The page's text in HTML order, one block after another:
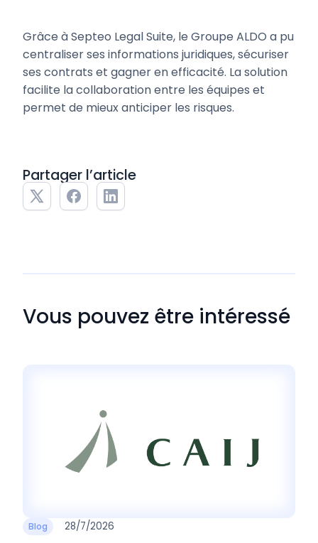
Partager l’article
Grâce à Septeo Legal Suite, le Groupe ALDO a pu
centraliser ses informations juridiques, sécuriser
ses contrats et gagner en efficacité. La solution
facilite la collaboration entre les équipes et
permet de mieux anticiper les risques.
Vous pouvez être intéressé
Blog 28/7/2026